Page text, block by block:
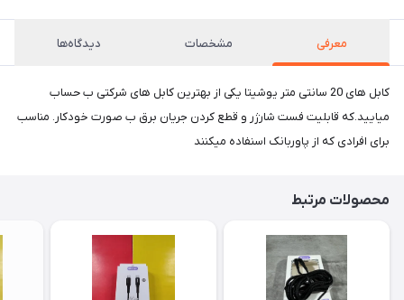
معرفی مشخصات دیدگاه‌ها
کابل های 20 سانتی متر یوشیتا یکی از بهترین کابل های شرکتی ب حساب
میایید.که قابلیت فست شارژر و قطع کردن جریان برق ب صورت خودکار. مناسب
برای افرادی که از پاوربانک اسنفاده میکنند
محصولات مرتبط